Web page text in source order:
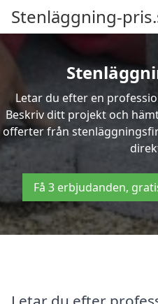
Stenläggning-
Letar du efter en
Beskriv ditt projekt och
offerter från
Få 3 erbjudanden,